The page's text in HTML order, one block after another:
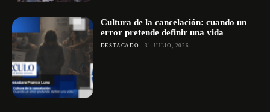
Cultura de la cancelación: cuando un
error pretende definir una vida
DESTACADO 31 JULIO, 2026